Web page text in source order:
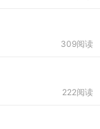
309阅读
222阅读